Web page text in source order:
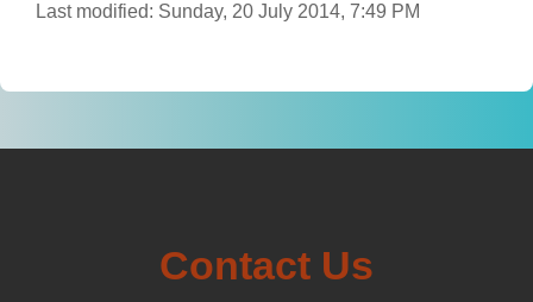
Last modified: Sunday, 20 July 2014, 7:49 PM
Contact Us